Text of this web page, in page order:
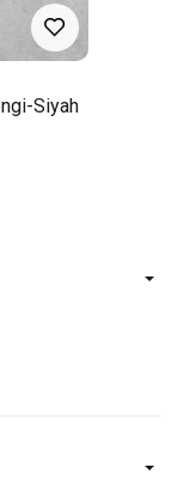
Siyah